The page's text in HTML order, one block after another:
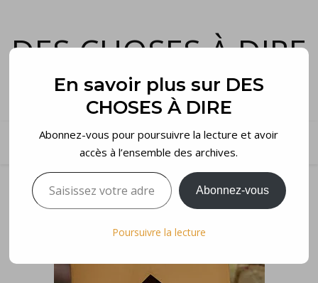
DES CHOSES À DIRE
et voilà…
En savoir plus sur DES
CHOSES À DIRE
Abonnez-vous pour poursuivre la lecture et avoir
accès à l’ensemble des archives.
Saisissez votre adresse e-mail…
Abonnez-vous
Poursuivre la lecture